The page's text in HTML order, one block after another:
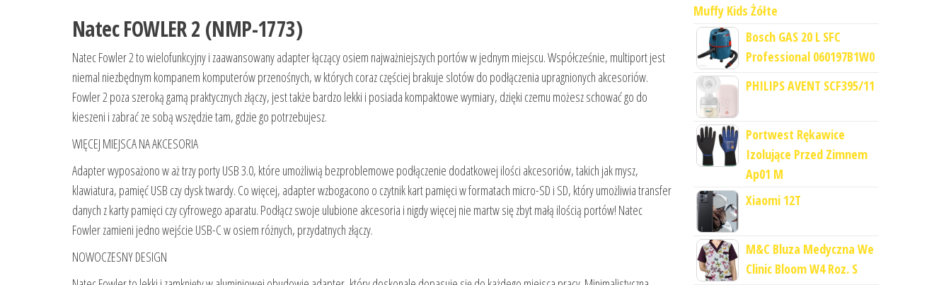
Natec FOWLER 2 (NMP-1773)
Natec Fowler 2 to wielofunkcyjny i zaawansowany adapter łączący osiem najważniejszych portów w jednym miejscu. Współcześnie, multiport jest
niemal niezbędnym kompanem komputerów przenośnych, w których coraz częściej brakuje slotów do podłączenia upragnionych akcesoriów.
Fowler 2 poza szeroką gamą praktycznych złączy, jest także bardzo lekki i posiada kompaktowe wymiary, dzięki czemu możesz schować go do
kieszeni i zabrać ze sobą wszędzie tam, gdzie go potrzebujesz.
WIĘCEJ MIEJSCA NA AKCESORIA
Adapter wyposażono w aż trzy porty USB 3.0, które umożliwią bezproblemowe podłączenie dodatkowej ilości akcesoriów, takich jak mysz,
klawiatura, pamięć USB czy dysk twardy. Co więcej, adapter wzbogacono o czytnik kart pamięci w formatach micro-SD i SD, który umożliwia transfer
danych z karty pamięci czy cyfrowego aparatu. Podłącz swoje ulubione akcesoria i nigdy więcej nie martw się zbyt małą ilością portów! Natec
Fowler zamieni jedno wejście USB-C w osiem różnych, przydatnych złączy.
NOWOCZESNY DESIGN
Muffy Kids Żółte
Bosch GAS 20 L SFC
Professional 060197B1W0
PHILIPS AVENT SCF395/11
Portwest Rękawice
Izolujące Przed Zimnem
Ap01 M
Xiaomi 12T
M&C Bluza Medyczna We
Clinic Bloom W4 Roz. S